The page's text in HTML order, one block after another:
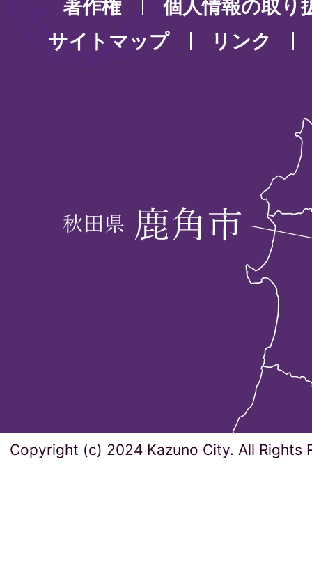
著作権
個人情報の取り
サイトマップ
リンク
Copyright (c) 2024 Kazuno City. All Rights